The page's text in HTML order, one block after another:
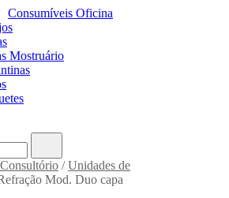
Consumíveis Oficina
Mostruário
Consultório /Unidades de
Mod. Duo capa